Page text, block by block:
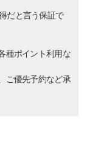
だと言う保証で
種ポイント利用な
ご優先予約など承